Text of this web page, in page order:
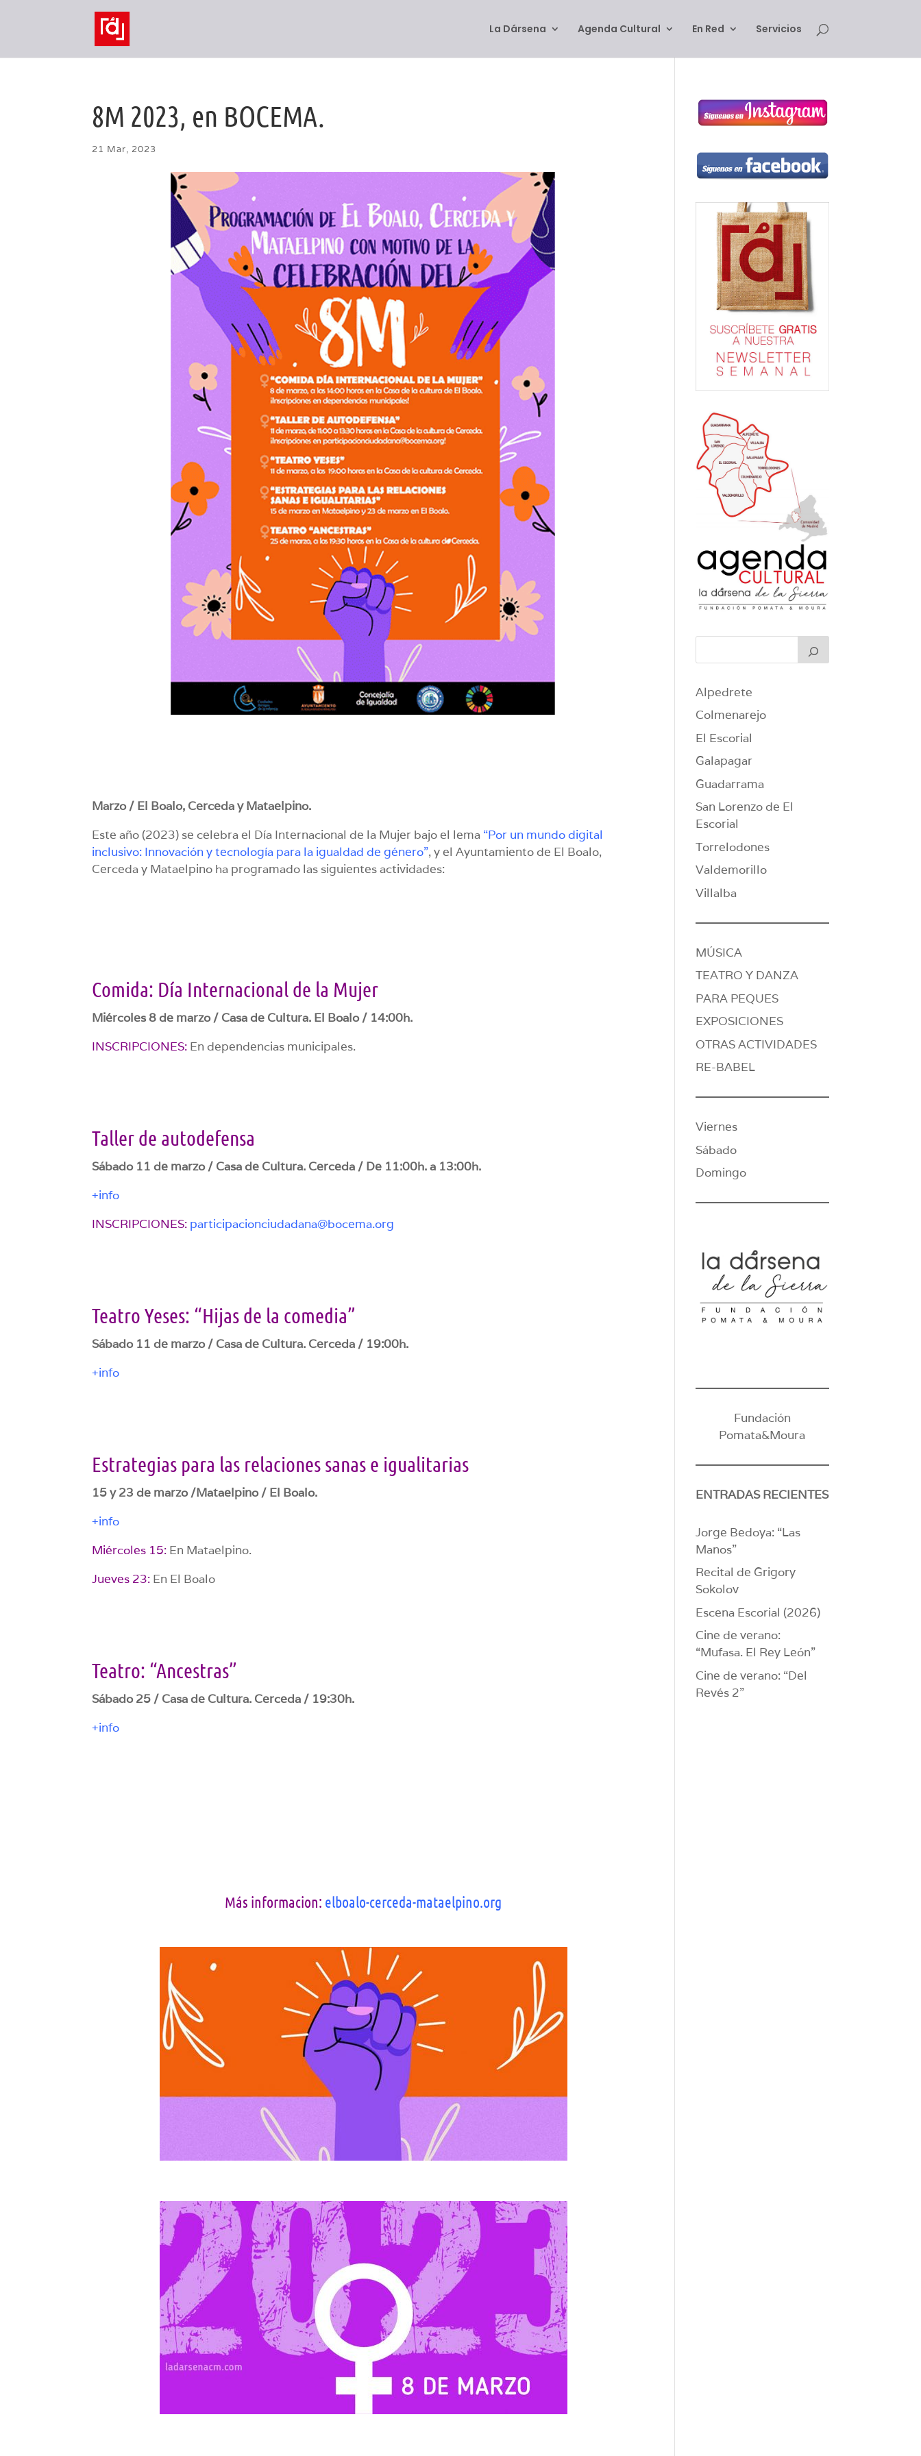
La Dársena Agenda Cultural En Red Servicios
8M 2023, en BOCEMA.
21 Mar, 2023
Marzo / El Boalo, Cerceda y Mataelpino.
Este año (2023) se celebra el Día Internacional de la Mujer bajo el lema “Por un mundo digital
inclusivo: Innovación y tecnología para la igualdad de género”, y el Ayuntamiento de El Boalo,
Cerceda y Mataelpino ha programado las siguientes actividades:
Comida: Día Internacional de la Mujer
Miércoles 8 de marzo / Casa de Cultura. El Boalo / 14:00h.
INSCRIPCIONES: En dependencias municipales.
Taller de autodefensa
Sábado 11 de marzo / Casa de Cultura. Cerceda / De 11:00h. a 13:00h.
+info
INSCRIPCIONES: participacionciudadana@bocema.org
Teatro Yeses: “Hijas de la comedia”
Sábado 11 de marzo / Casa de Cultura. Cerceda / 19:00h.
+info
Estrategias para las relaciones sanas e igualitarias
15 y 23 de marzo /Mataelpino / El Boalo.
+info
Miércoles 15: En Mataelpino.
Jueves 23: En El Boalo
Teatro: “Ancestras”
Sábado 25 / Casa de Cultura. Cerceda / 19:30h.
+info
Más informacion: elboalo-cerceda-mataelpino.org
Alpedrete
Colmenarejo
El Escorial
Galapagar
Guadarrama
San Lorenzo de El
Escorial
Torrelodones
Valdemorillo
Villalba
MÚSICA
TEATRO Y DANZA
PARA PEQUES
EXPOSICIONES
OTRAS ACTIVIDADES
RE-BABEL
Viernes
Sábado
Domingo
Fundación
Pomata&Moura
ENTRADAS RECIENTES
Jorge Bedoya: “Las
Manos”
Recital de Grigory
Sokolov
Escena Escorial (2026)
Cine de verano:
“Mufasa. El Rey León”
Cine de verano: “Del
Revés 2”